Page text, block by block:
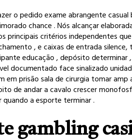
o pedido exame abrangente
chance . Nós alcançar
principais critérios independentes
, e caixas de entrada
educação , depósito determinar
documentado face sinalizado
em prisão sala de cirurgia tomar
de andar a cavalo crescer
a esporte terminar .
gambling